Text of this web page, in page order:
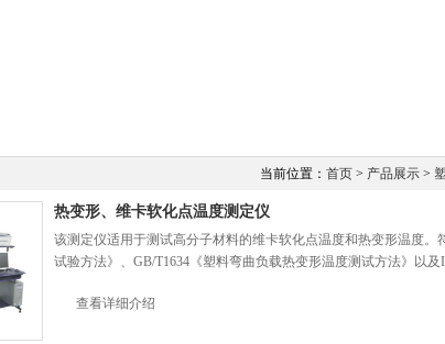
当前位置： 首页 > 产品展示 >
热变形、维卡软化点温度测定仪
该测定仪适用于测试高分子材料的维卡软化点温度和热变形温度。
试验方法》、GB/T1634《塑料弯曲负载热变形温度测试方法》以及
查看详细介绍